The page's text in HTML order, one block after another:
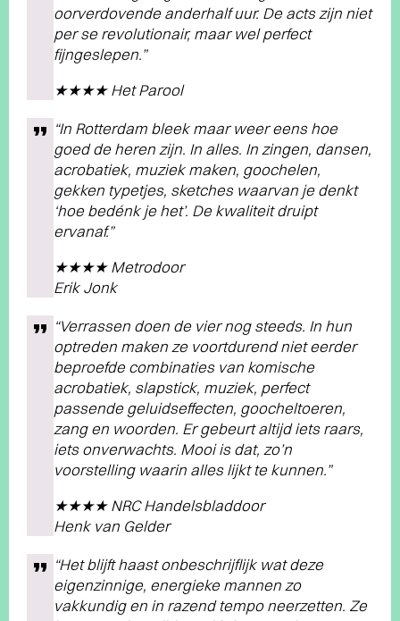
oorverdovende anderhalf uur. De acts zijn niet
per se revolutionair, maar wel perfect
fijngeslepen.”
★★★★ Het Parool
“In Rotterdam bleek maar weer eens hoe
goed de heren zijn. In alles. In zingen, dansen,
acrobatiek, muziek maken, goochelen,
gekken typetjes, sketches waarvan je denkt
‘hoe bedénk je het’. De kwaliteit druipt
ervanaf.”
★★★★ Metrodoor
Erik Jonk
“Verrassen doen de vier nog steeds. In hun
optreden maken ze voortdurend niet eerder
beproefde combinaties van komische
acrobatiek, slapstick, muziek, perfect
passende geluidseffecten, goocheltoeren,
zang en woorden. Er gebeurt altijd iets raars,
iets onverwachts. Mooi is dat, zo’n
voorstelling waarin alles lijkt te kunnen.”
★★★★ NRC Handelsbladdoor
Henk van Gelder
“Het blijft haast onbeschrijflijk wat deze
eigenzinnige, energieke mannen zo
vakkundig en in razend tempo neerzetten. Ze